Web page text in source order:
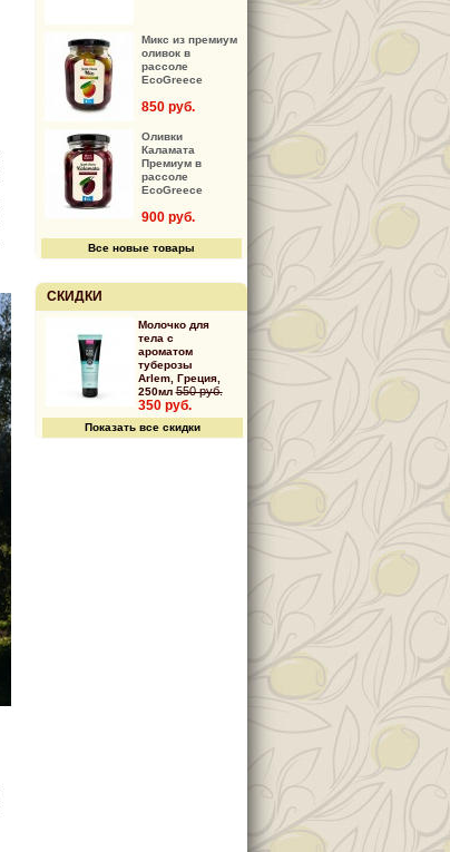
Микс из премиум
оливок в
рассоле
EcoGreece
850 руб.
Оливки
Каламата
Премиум в
рассоле
EcoGreece
900 руб.
Все новые товары
СКИДКИ
Молочко для
тела с
ароматом
туберозы
Arlem, Греция,
250мл 550 руб.
350 руб.
Показать все скидки